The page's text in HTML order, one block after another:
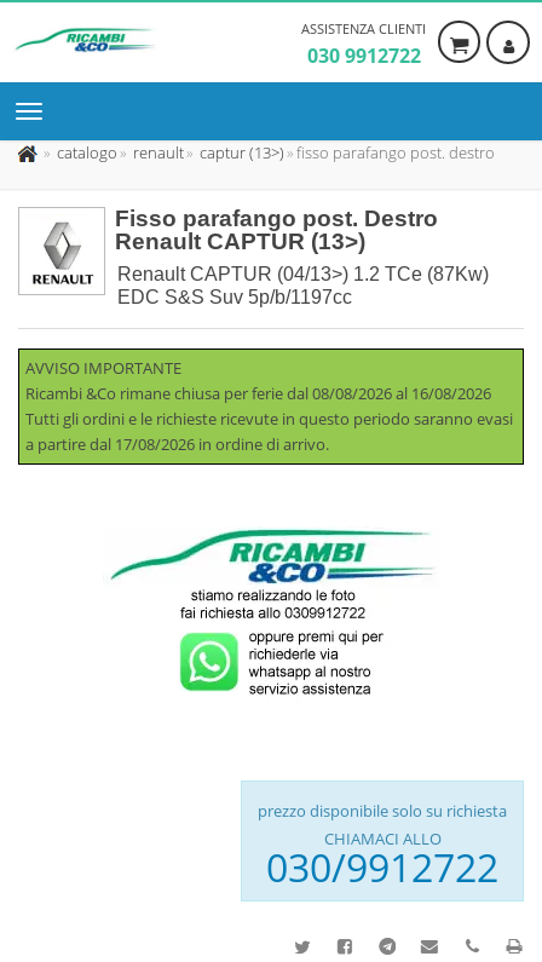
ASSISTENZA CLIENTI
030 9912722
catalogo renault captur (13>) fisso parafango post. destro
Fisso parafango post. Destro
Renault CAPTUR (13>)
Renault CAPTUR (04/13>) 1.2 TCe (87Kw)
EDC S&S Suv 5p/b/1197cc
AVVISO IMPORTANTE
Ricambi &Co rimane chiusa per ferie dal 08/08/2026 al 16/08/2026
Tutti gli ordini e le richieste ricevute in questo periodo saranno evasi
a partire dal 17/08/2026 in ordine di arrivo.
prezzo disponibile solo su richiesta
CHIAMACI ALLO
030/9912722